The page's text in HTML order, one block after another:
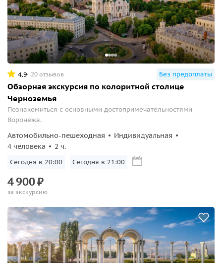
4.9 20 отзывов Без предоплаты
Обзорная экскурсия по колоритной столице
Черноземья
Познакомиться с основными достопримечательностями
Воронежа.
Автомобильно-пешеходная
Индивидуальная
4 человека
2 ч.
Сегодня в 20:00 Сегодня в 21:00
4900₽
за экскурсию